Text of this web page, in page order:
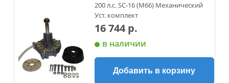
200 л.с. SC-16 (M66) Механический
Уст. комплект
16 744 р.
в наличии
Добавить в корзину